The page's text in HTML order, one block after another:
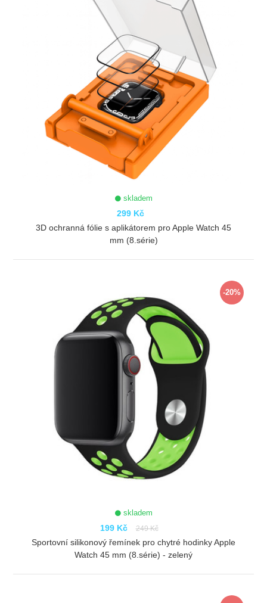
skladem
299 Kč
3D ochranná fólie s aplikátorem pro Apple Watch 45
mm (8.série)
-20%
skladem
199 Kč 249 Kč
Sportovní silikonový řemínek pro chytré hodinky Apple
Watch 45 mm (8.série) - zelený